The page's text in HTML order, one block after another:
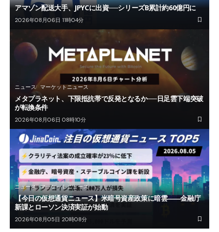
アマゾン配送大手、JPYCに出資──シリーズB累計約60億円に
2026年08月06日 11時04分
ニュース マーケットニュース
メタプラネット、下限抵抗帯で反発となるか──日足雲下端突破
が転換条件
2026年08月06日 08時10分
ニュース マーケットニュース
【今日の仮想通貨ニュース】米暗号資産政策に暗雲――金融庁
新課とローソン決済実証が始動
2026年08月05日 20時08分